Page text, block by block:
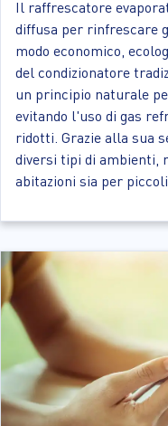
Il raffrescatore
diffusa per rinfrescare
modo economico,
del condizionatore
un principio naturale
evitando l'uso di gas
ridotti. Grazie alla sua
diversi tipi di ambienti,
abitazioni sia per